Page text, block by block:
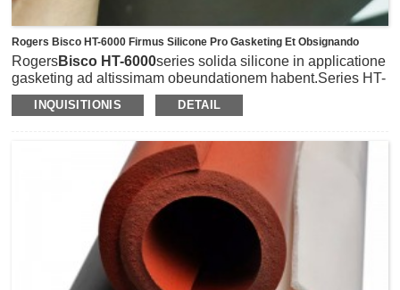
Rogers Bisco HT-6000 Firmus Silicone Pro Gasketing Et Obsignando
RogersBisco HT-6000series solida silicone in applicatione
gasketing ad altissimam obeundationem habent.Series HT-
6000 diversos gradus litoris habet A Durometer ab 10-65 ad
electionem.HT-6210 mollis est extra cum 10 litore A
6135 stricta tolerantia solida silicone, HT-6240 est solida
silicone perspicua et HT-6360 est gradus ignes solidi
silicone.Materiae siliconis solidae pressionem gravem
(<5%) praebent, altae vires lacrimae, proprietates
IMPERVIUS et tolerantiae crassitudinis arctissimae, quae
est idealis ut munus cushionis, obsignationis, gasketing,
hiatum impletionis et impulsum effusionis, etiam ut flammae
impedimentum. variae industriae, sicut industriae
autocineticae, industriae electronicae, etc.
INQUISITIONIS DETAIL